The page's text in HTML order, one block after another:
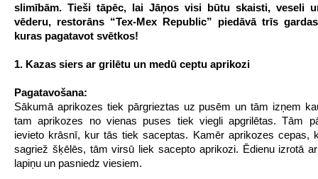
slimībām. Tieši tāpēc, lai Jāņos visi būtu skaisti, veseli
vēderu, restorāns “Tex-Mex Republic” piedāvā trīs
kuras pagatavot svētkos!
1. Kazas siers ar grilētu un medū ceptu aprikozi
Pagatavošana:
Sākumā aprikozes tiek pārgrieztas uz pusēm un tām izņem
tam aprikozes no vienas puses tiek viegli apgrilētas. Tām
ievieto krāsnī, kur tās tiek saceptas. Kamēr aprikozes cepas,
sagriež šķēlēs, tām virsū liek sacepto aprikozi. Ēdienu izrotā
lapiņu un pasniedz viesiem.